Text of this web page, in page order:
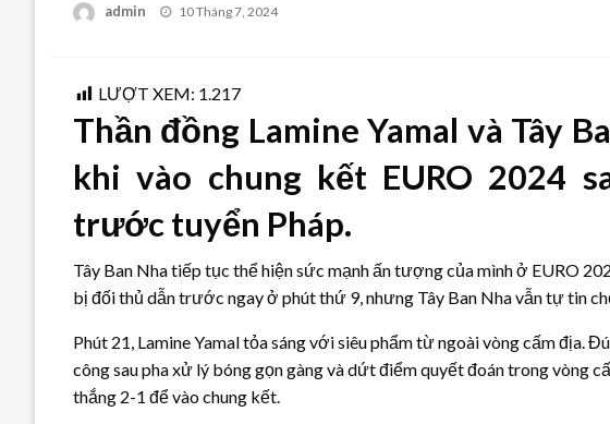
admin
Posted
10 Tháng 7, 2024
LƯỢT XEM: 1.217
Thần đồng Lamine Yamal và Tây
khi vào chung kết EURO 2024
trước tuyển Pháp.
Tây Ban Nha tiếp tục thể hiện sức mạnh ấn tượng của mình ở EURO
bị đối thủ dẫn trước ngay ở phút thứ 9, nhưng Tây Ban Nha vẫn tự tin
Phút 21, Lamine Yamal tỏa sáng với siêu phẩm từ ngoài vòng cấm địa.
công sau pha xử lý bóng gọn gàng và dứt điểm quyết đoán trong vòng
thắng 2-1 để vào chung kết.